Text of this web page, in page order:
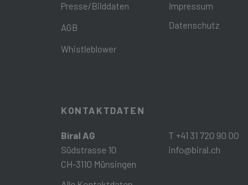
Presse/Bilddaten
AGB
Whistleblower
Impressum
Datenschutz
KONTAKTDATEN
Biral AG
Südstrasse 10
CH-3110 Münsingen
T +41 31 720 90 00
info@biral.ch